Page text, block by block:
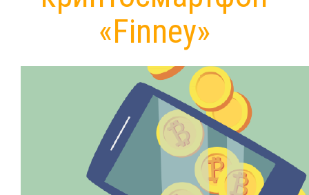
«Finney»